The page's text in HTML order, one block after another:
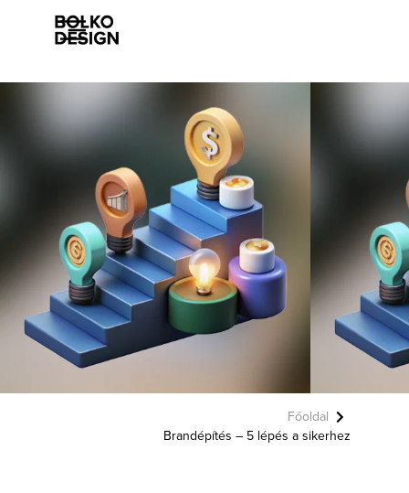
Szolgáltatásaink
Munkáink
Rólunk
Esettanulmányok
Karrier
Kapcsolat
Főoldal
Brandépítés – 5 lépés a sikerhez